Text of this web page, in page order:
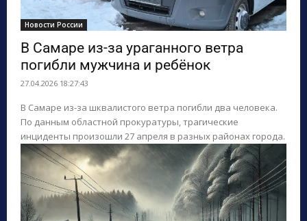
Новости России
В Самаре из-за ураганного ветра
погибли мужчина и ребёнок
27.04.2026 18:27:43
В Самаре из-за шквалистого ветра погибли два человека.
По данным областной прокуратуры, трагические
инциденты произошли 27 апреля в разных районах города.